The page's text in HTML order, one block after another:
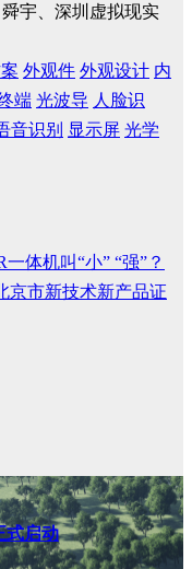
宇、深圳虚拟现实
外观件 外观设计 内
端 光波导 人脸识
音识别 显示屏 光学
体机叫“小” “强”？
京市新技术新产品证
式启动